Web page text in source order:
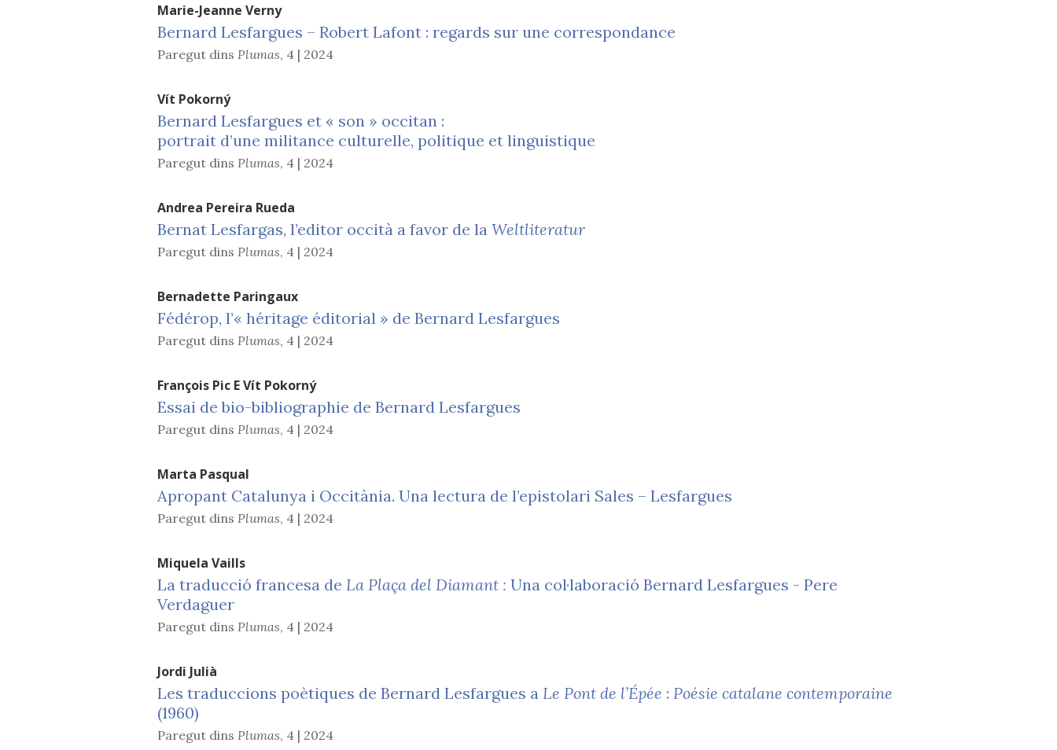
Marie-Jeanne Verny
Bernard Lesfargues – Robert Lafont : regards sur une correspondance
Paregut dins Plumas, 4 | 2024
Vít Pokorný
Bernard Lesfargues et « son » occitan :
portrait d’une militance culturelle, politique et linguistique
Paregut dins Plumas, 4 | 2024
Andrea Pereira Rueda
Bernat Lesfargas, l’editor occità a favor de la Weltliteratur
Paregut dins Plumas, 4 | 2024
Bernadette Paringaux
Fédérop, l’« héritage éditorial » de Bernard Lesfargues
Paregut dins Plumas, 4 | 2024
François PicEVít Pokorný
Essai de bio-bibliographie de Bernard Lesfargues
Paregut dins Plumas, 4 | 2024
Marta Pasqual
Apropant Catalunya i Occitània. Una lectura de l’epistolari Sales – Lesfargues
Paregut dins Plumas, 4 | 2024
Miquela Vaills
La traducció francesa de La Plaça del Diamant : Una col·laboració Bernard Lesfargues - Pere
Verdaguer
Paregut dins Plumas, 4 | 2024
Jordi Julià
Les traduccions poètiques de Bernard Lesfargues a Le Pont de l’Épée : Poésie catalane contemporaine
(1960)
Paregut dins Plumas, 4 | 2024